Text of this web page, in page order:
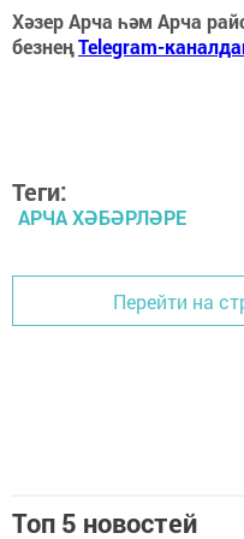
Хәзер Арча һәм Арча
безнеңTelegram-
Теги:
АРЧА ХӘБӘРЛӘРЕ
Перейти на
Топ 5 новостей